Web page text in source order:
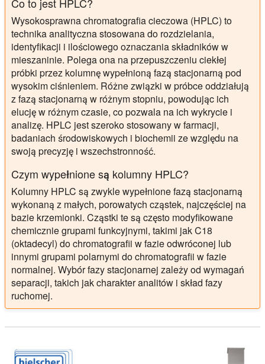
Co to jest HPLC?
Wysokosprawna chromatografia cieczowa (HPLC) to
technika analityczna stosowana do rozdzielania,
identyfikacji i ilościowego oznaczania składników w
mieszaninie. Polega ona na przepuszczeniu ciekłej
próbki przez kolumnę wypełnioną fazą stacjonarną pod
wysokim ciśnieniem. Różne związki w próbce oddziałują
z fazą stacjonarną w różnym stopniu, powodując ich
elucję w różnym czasie, co pozwala na ich wykrycie i
analizę. HPLC jest szeroko stosowany w farmacji,
badaniach środowiskowych i biochemii ze względu na
swoją precyzję i wszechstronność.
Czym wypełnione są kolumny HPLC?
Kolumny HPLC są zwykle wypełnione fazą stacjonarną
wykonaną z małych, porowatych cząstek, najczęściej na
bazie krzemionki. Cząstki te są często modyfikowane
chemicznie grupami funkcyjnymi, takimi jak C18
(oktadecyl) do chromatografii w fazie odwróconej lub
innymi grupami polarnymi do chromatografii w fazie
normalnej. Wybór fazy stacjonarnej zależy od wymagań
separacji, takich jak charakter analitów i skład fazy
ruchomej.